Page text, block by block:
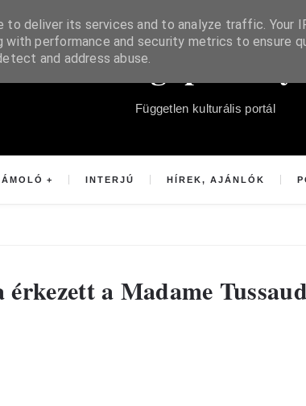
Súgópéldány
Független kulturális portál
INTERJÚ HÍREK, AJÁNLÓK
a Madame
to deliver its services and to analyze traffic. Your
with performance and security metrics to ensure
and address abuse.